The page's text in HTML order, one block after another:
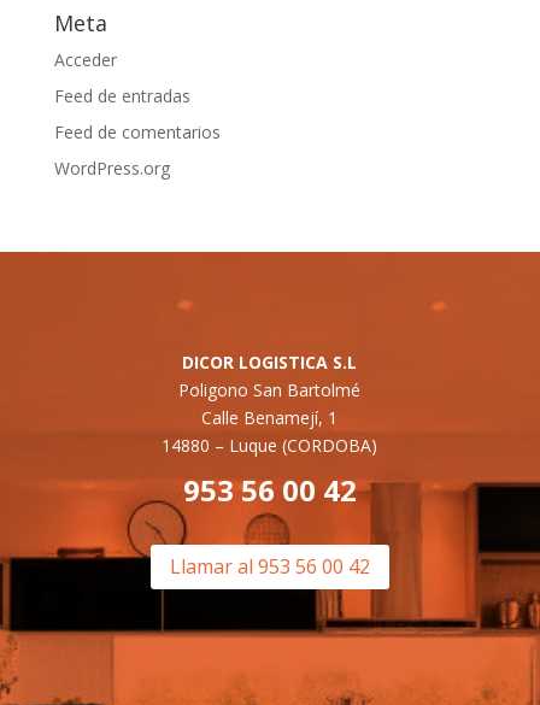
Meta
Acceder
Feed de entradas
Feed de comentarios
WordPress.org
DICOR LOGISTICA S.L
Poligono San Bartolmé
Calle Benamejí, 1
14880 – Luque (CORDOBA)
953 56 00 42
Llamar al 953 56 00 42